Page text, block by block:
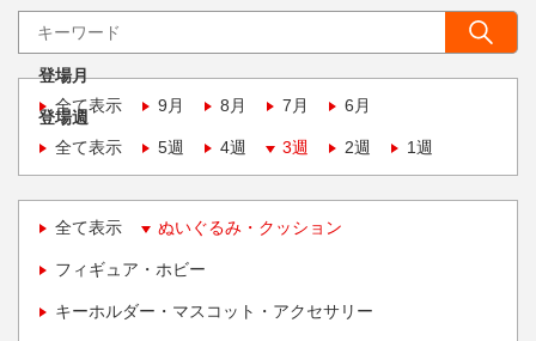
登場月
全て表示
9月 8月 7月 6月
登場週
全て表示
5週 4週 3週 2週 1週
全て表示 ぬいぐるみ・クッション
フィギュア・ホビー
キーホルダー・マスコット・アクセサリー